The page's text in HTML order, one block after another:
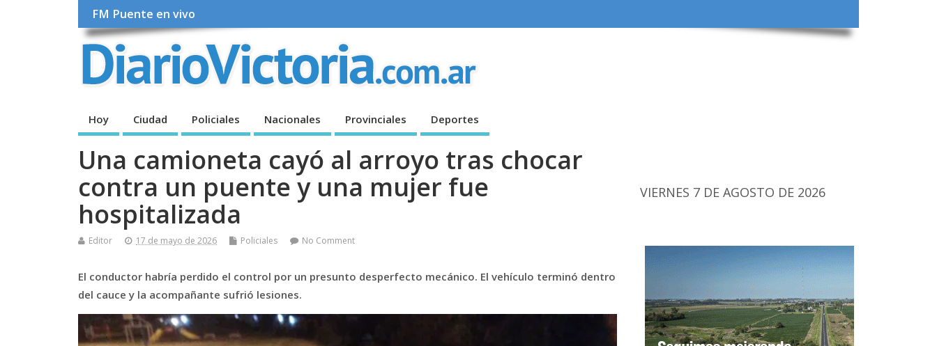
FM Puente en vivo
Hoy Ciudad Policiales Nacionales Provinciales Deportes
Una camioneta cayó al arroyo tras chocar
contra un puente y una mujer fue
hospitalizada
Editor 17 de mayo de 2026 Policiales No Comment
El conductor habría perdido el control por un presunto desperfecto mecánico. El vehículo terminó dentro
del cauce y la acompañante sufrió lesiones.
VIERNES 7 DE AGOSTO DE 2026